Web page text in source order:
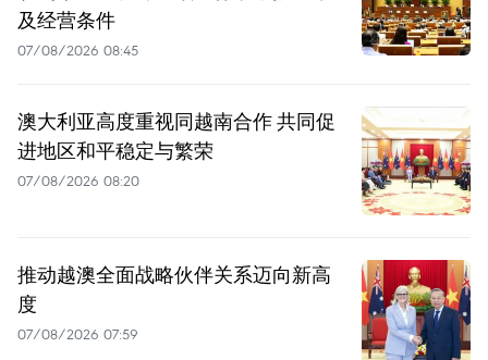
及经营条件
07/08/2026 08:45
澳大利亚高度重视同越南合作 共同促
进地区和平稳定与繁荣
07/08/2026 08:20
推动越澳全面战略伙伴关系迈向新高
度
07/08/2026 07:59